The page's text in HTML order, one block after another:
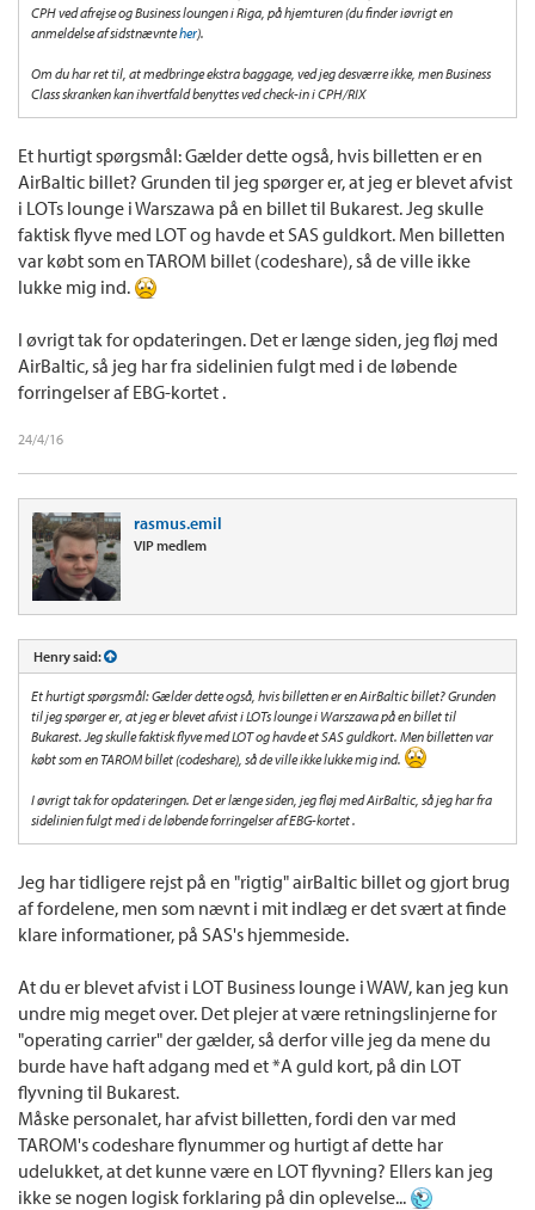
CPH ved afrejse og Business loungen i Riga, på hjemturen (du finder iøvrigt en
anmeldelse af sidstnævnteher).
Om du har ret til, at medbringe ekstra baggage, ved jeg desværre ikke, men Business
Class skranken kan ihvertfald benyttes ved check-in i CPH/RIX
Et hurtigt spørgsmål: Gælder dette også, hvis billetten er en
AirBaltic billet? Grunden til jeg spørger er, at jeg er blevet afvist
i LOTs lounge i Warszawa på en billet til Bukarest. Jeg skulle
faktisk flyve med LOT og havde et SAS guldkort. Men billetten
var købt som en TAROM billet (codeshare), så de ville ikke
lukke mig ind.
I øvrigt tak for opdateringen. Det er længe siden, jeg fløj med
AirBaltic, så jeg har fra sidelinien fulgt med i de løbende
forringelser af EBG-kortet .
24/4/16
rasmus.emil
VIP medlem
Henry said:
Et hurtigt spørgsmål: Gælder dette også, hvis billetten er en AirBaltic billet? Grunden
til jeg spørger er, at jeg er blevet afvist i LOTs lounge i Warszawa på en billet til
Bukarest. Jeg skulle faktisk flyve med LOT og havde et SAS guldkort. Men billetten var
købt som en TAROM billet (codeshare), så de ville ikke lukke mig ind.
I øvrigt tak for opdateringen. Det er længe siden, jeg fløj med AirBaltic, så jeg har fra
sidelinien fulgt med i de løbende forringelser af EBG-kortet .
Jeg har tidligere rejst på en "rigtig" airBaltic billet og gjort brug
af fordelene, men som nævnt i mit indlæg er det svært at finde
klare informationer, på SAS's hjemmeside.
At du er blevet afvist i LOT Business lounge i WAW, kan jeg kun
undre mig meget over. Det plejer at være retningslinjerne for
"operating carrier" der gælder, så derfor ville jeg da mene du
burde have haft adgang med et *A guld kort, på din LOT
flyvning til Bukarest.
Måske personalet, har afvist billetten, fordi den var med
TAROM's codeshare flynummer og hurtigt af dette har
udelukket, at det kunne være en LOT flyvning? Ellers kan jeg
ikke se nogen logisk forklaring på din oplevelse...